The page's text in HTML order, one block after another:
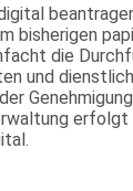
bisherigen
die
und